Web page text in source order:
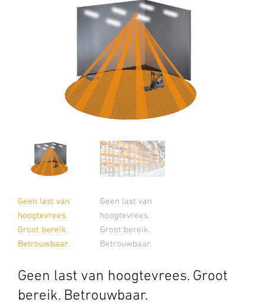
Geen last van
hoogtevrees.
Groot bereik.
Betrouwbaar.
Geen last van
hoogtevrees.
Groot bereik.
Betrouwbaar.
Geen last van hoogtevrees. Groot
bereik. Betrouwbaar.